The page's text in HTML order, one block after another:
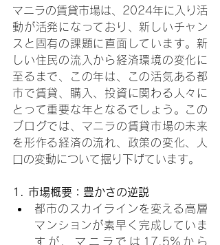
マニラの賃貸市場は、2024年に入り活
動が活発になっており、新しいチャン
スと固有の課題に直面しています。新
しい住民の流入から経済環境の変化に
至るまで、この年は、この活気ある都
市で賃貸、購入、投資に関わる人々に
とって重要な年となるでしょう。この
ブログでは、マニラの賃貸市場の未来
を形作る経済の流れ、政策の変化、人
口の変動について掘り下げています。
1. 市場概要：豊かさの逆説
都市のスカイラインを変える高層
マンションが素早く完成していま
すが、マニラでは17.5%から